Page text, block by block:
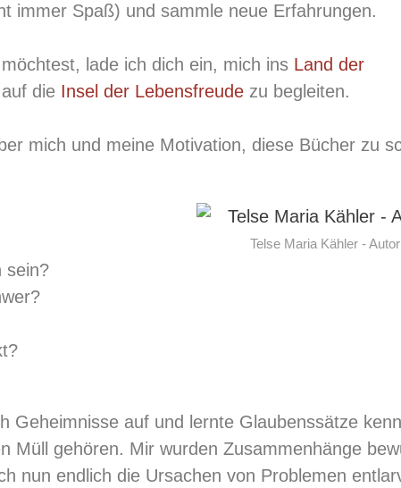
immer Spaß) und sammle neue Erfahrungen.
lade ich dich ein, mich ins Land der
die Insel der Lebensfreude zu begleiten.
mich und meine Motivation, diese Bücher zu
sein?
Telse Maria Kähler -
Geheimnisse auf und lernte Glaubenssätze
Müll gehören. Mir wurden Zusammenhänge
nun endlich die Ursachen von Problemen